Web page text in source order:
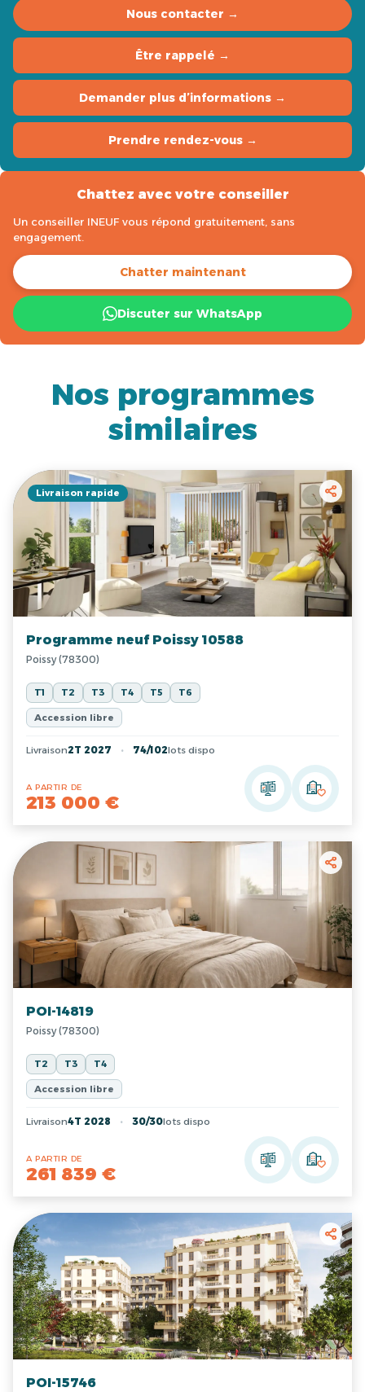
Nous contacter →
Être rappelé →
Demander plus d’informations →
Prendre rendez-vous →
Chattez avec votre conseiller
Un conseiller INEUF vous répond gratuitement, sans
engagement.
Chatter maintenant
Discuter sur WhatsApp
Nos programmes
similaires
Livraison rapide
Programme neuf Poissy 10588
Poissy (78300)
T1 T2 T3 T4 T5 T6
Accession libre
Livraison2T 2027 74/102lots dispo
A PARTIR DE
213 000 €
POI-14819
Poissy (78300)
T2 T3 T4
Accession libre
Livraison4T 2028 30/30lots dispo
A PARTIR DE
261 839 €
POI-15746